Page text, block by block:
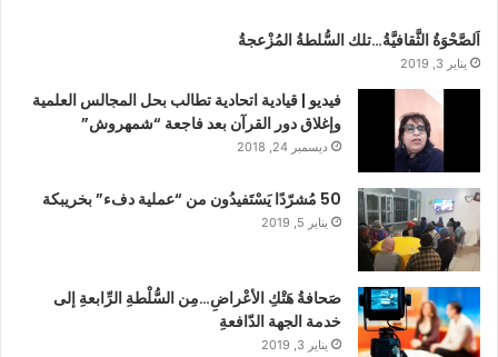
اَلصَّحْوَةُ الثَّقافيَّةُ…تلك السُّلطةُ المُزْعجةُ
يناير 3, 2019
فيديو | قيادية اتحادية تطالب بحل المجالس العلمية
وإغلاق دور القرآن بعد فاجعة “شمهروش”
ديسمبر 24, 2018
50 مُشرّدًا يَسْتَفيدُون من “عملية دفء” بخريبكة
يناير 5, 2019
صَحافةُ هَتْكِ الأعْراضِ…مِن السُّلْطةِ الرِّابعةِ إلى
خدمة الجهة الدّافعةِ
يناير 3, 2019